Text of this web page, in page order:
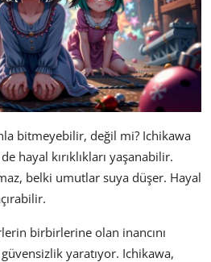
bitmeyebilir, değil mi? Ichikawa
hayal kırıklıkları yaşanabilir.
belki umutlar suya düşer. Hayal
birbirlerine olan inancını
yaratıyor. Ichikawa,